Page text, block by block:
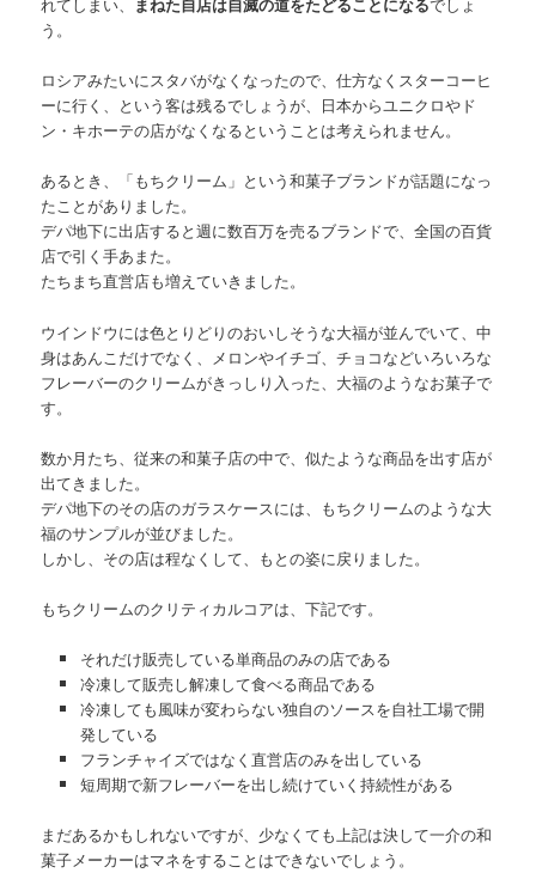
う。
ロシアみたいにスタバがなくなったので、仕方なくスターコーヒ
ーに行く、という客は残るでしょうが、日本からユニクロやド
ン・キホーテの店がなくなるということは考えられません。
あるとき、「もちクリーム」という和菓子ブランドが話題になっ
たことがありました。
デパ地下に出店すると週に数百万を売るブランドで、全国の百貨
店で引く手あまた。
たちまち直営店も増えていきました。
ウインドウには色とりどりのおいしそうな大福が並んでいて、中
身はあんこだけでなく、メロンやイチゴ、チョコなどいろいろな
フレーバーのクリームがきっしり入った、大福のようなお菓子で
す。
数か月たち、従来の和菓子店の中で、似たような商品を出す店が
出てきました。
デパ地下のその店のガラスケースには、もちクリームのような大
福のサンプルが並びました。
しかし、その店は程なくして、もとの姿に戻りました。
もちクリームのクリティカルコアは、下記です。
それだけ販売している単商品のみの店である
冷凍して販売し解凍して食べる商品である
冷凍しても風味が変わらない独自のソースを自社工場で開
発している
フランチャイズではなく直営店のみを出している
短周期で新フレーバーを出し続けていく持続性がある
まだあるかもしれないですが、少なくても上記は決して一介の和
菓子メーカーはマネをすることはできないでしょう。